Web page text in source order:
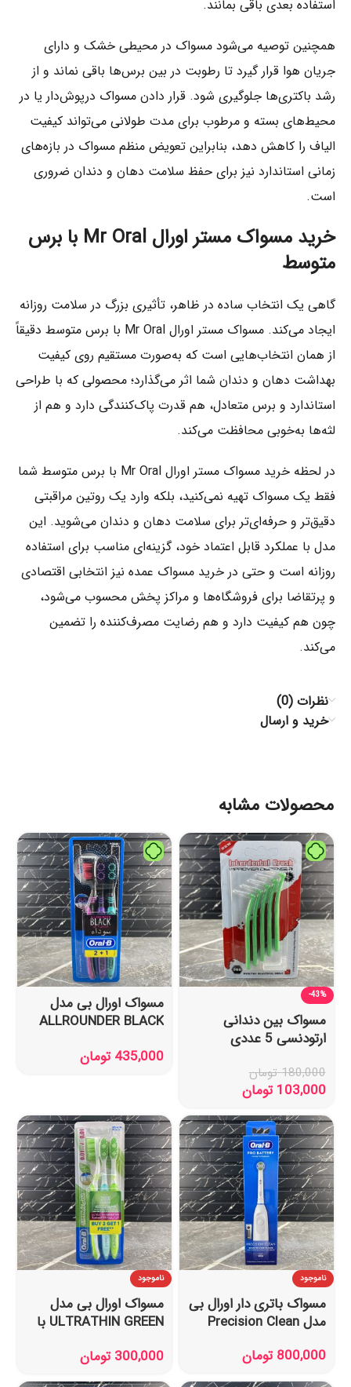
استفاده بعدی باقی بمانند.
همچنین توصیه می‌شود مسواک در محیطی خشک و دارای
جریان هوا قرار گیرد تا رطوبت در بین برس‌ها باقی نماند و از
رشد باکتری‌ها جلوگیری شود. قرار دادن مسواک درپوش‌دار یا در
محیط‌های بسته و مرطوب برای مدت طولانی می‌تواند کیفیت
الیاف را کاهش دهد، بنابراین تعویض منظم مسواک در بازه‌های
زمانی استاندارد نیز برای حفظ سلامت دهان و دندان ضروری
است.
خرید مسواک مستر اورال Mr Oral با برس
متوسط
گاهی یک انتخاب ساده در ظاهر، تأثیری بزرگ در سلامت روزانه
ایجاد می‌کند. مسواک مستر اورال Mr Oral با برس متوسط دقیقاً
از همان انتخاب‌هایی است که به‌صورت مستقیم روی کیفیت
بهداشت دهان و دندان شما اثر می‌گذارد؛ محصولی که با طراحی
استاندارد و برس متعادل، هم قدرت پاک‌کنندگی دارد و هم از
لثه‌ها به‌خوبی محافظت می‌کند.
در لحظه خرید مسواک مستر اورال Mr Oral با برس متوسط شما
فقط یک مسواک تهیه نمی‌کنید، بلکه وارد یک روتین مراقبتی
دقیق‌تر و حرفه‌ای‌تر برای سلامت دهان و دندان می‌شوید. این
مدل با عملکرد قابل اعتماد خود، گزینه‌ای مناسب برای استفاده
روزانه است و حتی در خرید مسواک عمده نیز انتخابی اقتصادی
و پرتقاضا برای فروشگاه‌ها و مراکز پخش محسوب می‌شود،
چون هم کیفیت دارد و هم رضایت مصرف‌کننده را تضمین
می‌کند.
نظرات (0)
خرید و ارسال
محصولات مشابه
-43%
مسواک بین دندانی
ارتودنسی 5 عددی
180,000 تومان
103,000 تومان
مسواک اورال بی مدل
ALLROUNDER BLACK
435,000 تومان
ناموجود
مسواک باتری دار اورال بی
مدل Precision Clean
800,000 تومان
ناموجود
مسواک اورال بی مدل
ULTRATHIN GREEN با
عددی
300,000 تومان